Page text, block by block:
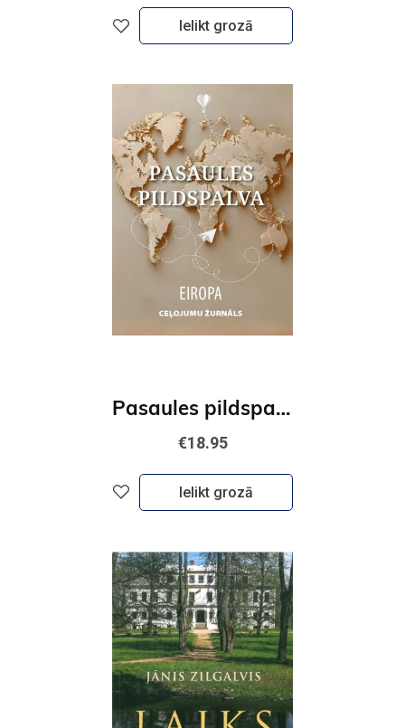
Ielikt grozā
Pasaules pildspalva. Eiropa. Ceļojumu žurnāls
€18.95
Ielikt grozā